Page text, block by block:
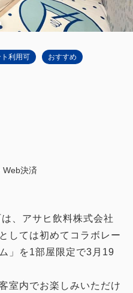
利用可 おすすめ
Web決済
、アサヒ飲料株式会社
しては初めてコラボレー
」を1部屋限定で3月19
室内でお楽しみいただけ